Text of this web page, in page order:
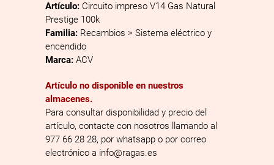
Artículo: Circuito impreso V14 Gas Natural
Prestige 100k
Familia: Recambios > Sistema eléctrico y
encendido
Marca: ACV
Artículo no disponible en nuestros
almacenes.
Para consultar disponibilidad y precio del
artículo, contacte con nosotros llamando al
977 66 28 28, por whatsapp o por correo
electrónico a info@ragas.es